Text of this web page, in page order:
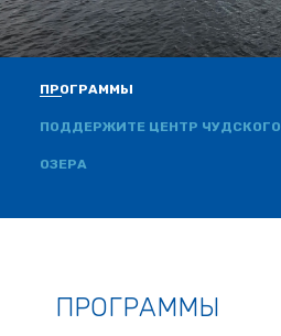
ПРОГРАММЫ
ПОДДЕРЖИТЕ ЦЕНТР ЧУДСКОГО
ОЗЕРА
ПРОГРАММЫ